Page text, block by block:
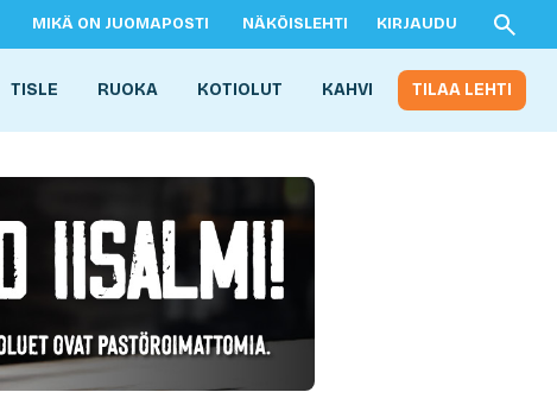
MIKÄ ON JUOMAPOSTI NÄKÖISLEHTI KIRJAUDU
TISLE RUOKA KOTIOLUT KAHVI TILAA LEHTI